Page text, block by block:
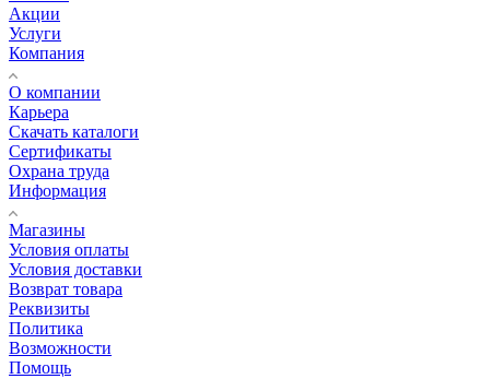
Акции
Услуги
Компания
О компании
Карьера
Cкачать каталоги
Сертификаты
Охрана труда
Информация
Магазины
Условия оплаты
Условия доставки
Возврат товара
Реквизиты
Политика
Возможности
Помощь